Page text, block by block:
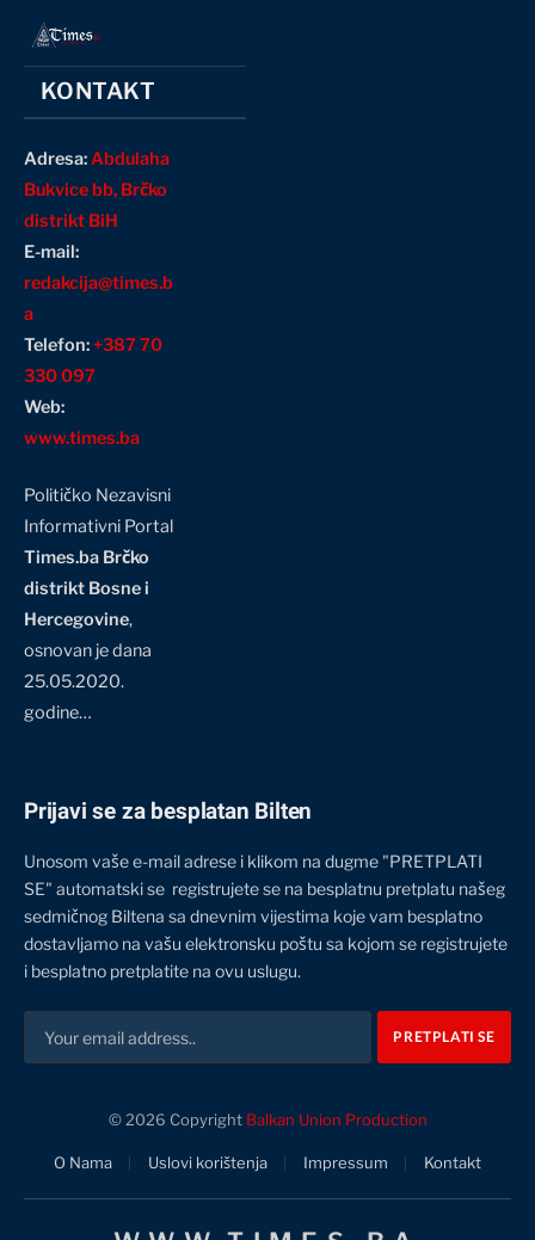
KONTAKT
Adresa:Abdulaha
Bukvice bb, Brčko
distrikt BiH
E-mail:
redakcija@times.b
a
Telefon:+387 70
330 097
Web:
www.times.ba
Političko Nezavisni
Informativni Portal
Times.ba Brčko
distrikt Bosne i
Hercegovine,
osnovan je dana
25.05.2020.
godine…
Prijavi se za besplatan Bilten
Unosom vaše e-mail adrese i klikom na dugme "PRETPLATI
SE" automatski se registrujete se na besplatnu pretplatu našeg
sedmičnog Biltena sa dnevnim vijestima koje vam besplatno
dostavljamo na vašu elektronsku poštu sa kojom se registrujete
i besplatno pretplatite na ovu uslugu.
© 2026 Copyright Balkan Union Production
O Nama Uslovi korištenja Impressum Kontakt